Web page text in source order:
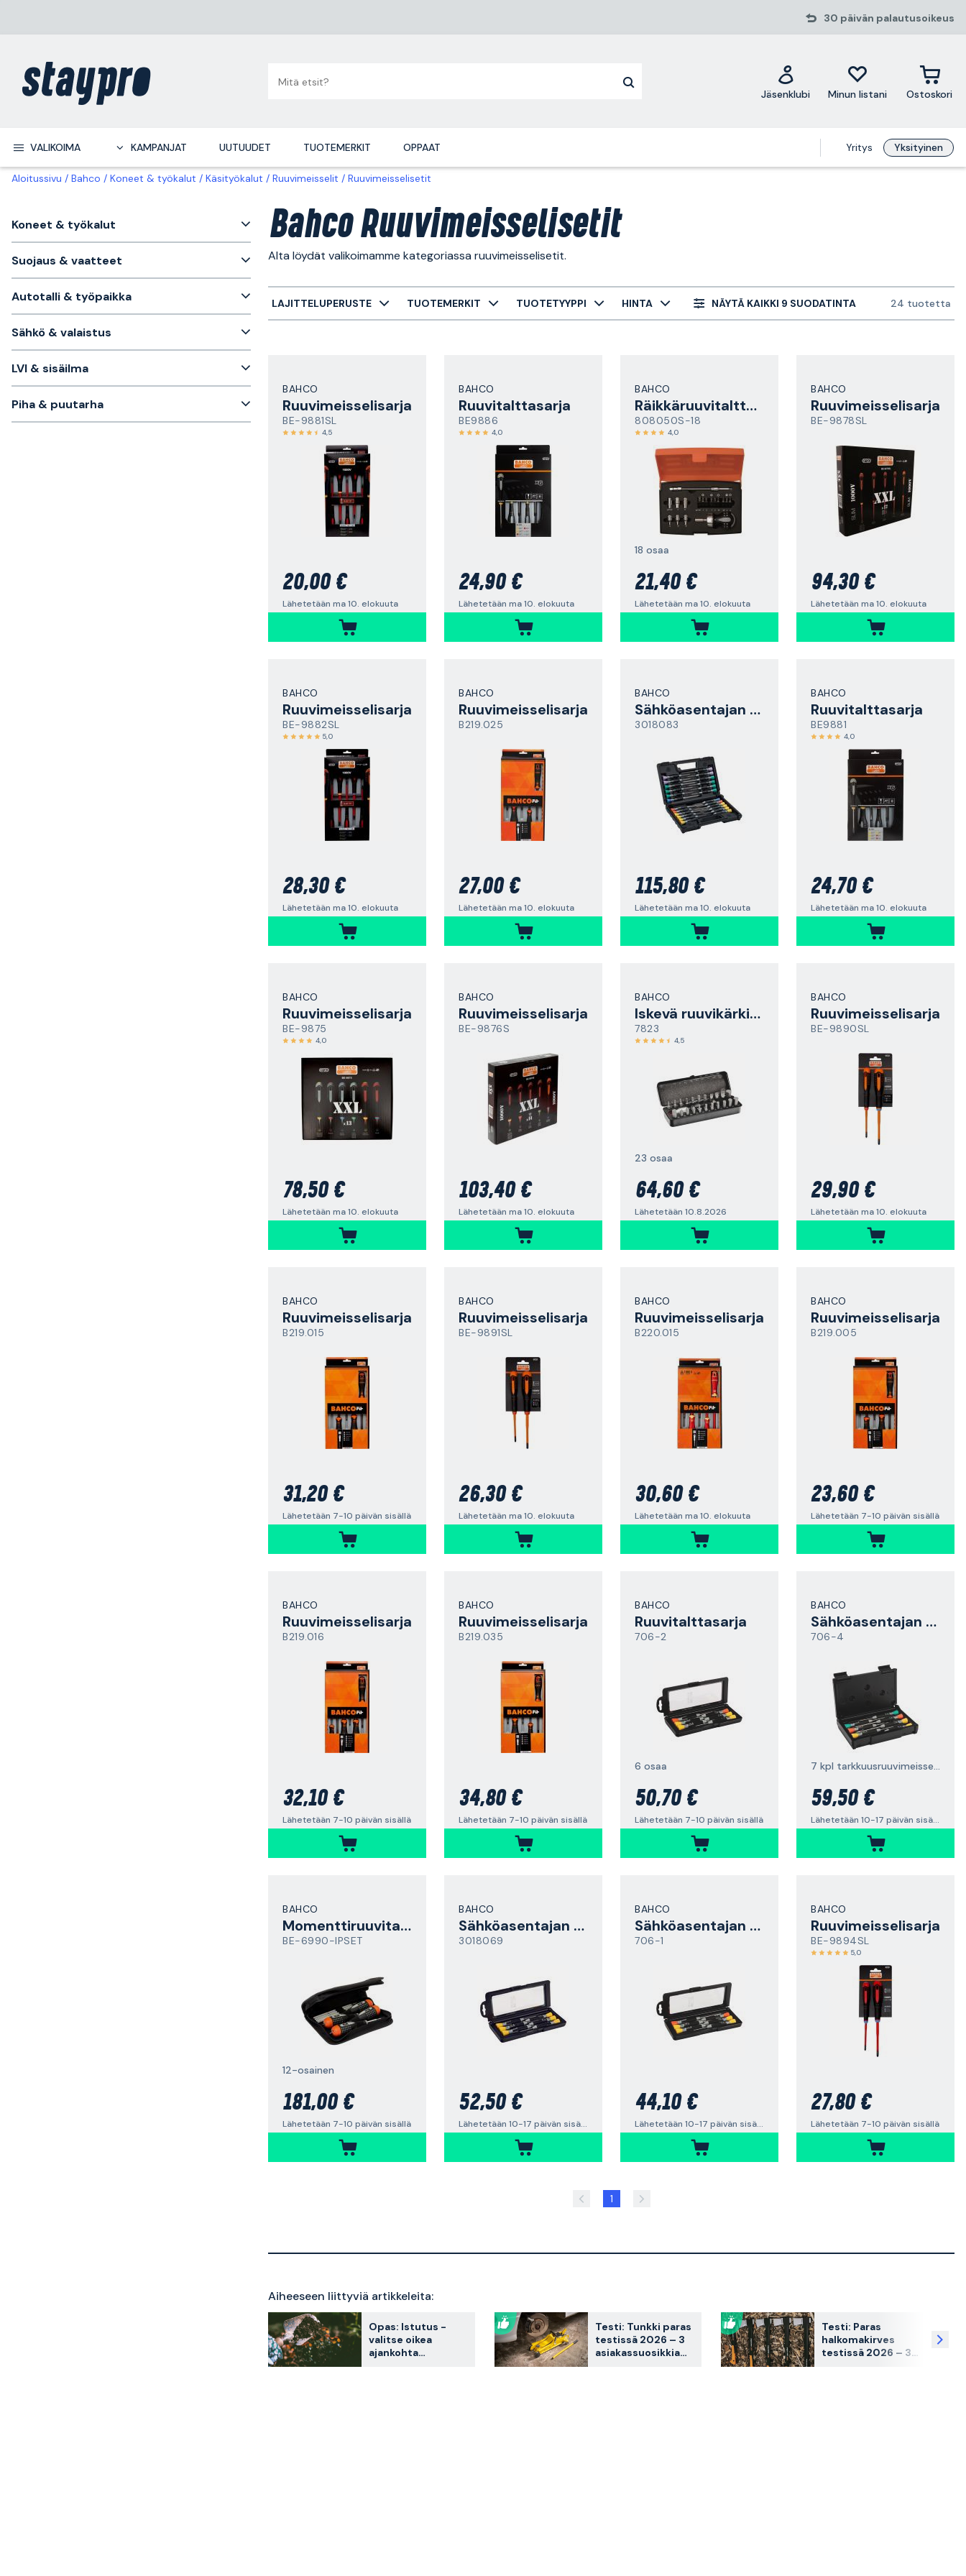
30 päivän palautusoikeus
Jäsenklubi Minun listani Ostoskori
VALIKOIMA KAMPANJAT UUTUUDET TUOTEMERKIT OPPAAT Yritys Yksityinen
Aloitussivu Bahco Koneet & työkalut Käsityökalut Ruuvimeisselit Ruuvimeisselisetit
Koneet & työkalut
Suojaus & vaatteet
Autotalli & työpaikka
Sähkö & valaistus
LVI & sisäilma
Piha & puutarha
Bahco Ruuvimeisselisetit
Alta löydät valikoimamme kategoriassa ruuvimeisselisetit.
LAJITTELUPERUSTE TUOTEMERKIT TUOTETYYPPI HINTA NÄYTÄ KAIKKI 9 SUODATINTA 24 tuotetta
BAHCO
Ruuvimeisselisarja
BE-9881SL
4,5
20,00 €
Lähetetään ma 10. elokuuta
BAHCO
Ruuvitalttasarja
BE9886
4,0
24,90 €
Lähetetään ma 10. elokuuta
BAHCO
Räikkäruuvitalttasarja
808050S-18
4,0
18 osaa
21,40 €
Lähetetään ma 10. elokuuta
BAHCO
Ruuvimeisselisarja
BE-9878SL
94,30 €
Lähetetään ma 10. elokuuta
BAHCO
Ruuvimeisselisarja
BE-9882SL
5,0
28,30 €
Lähetetään ma 10. elokuuta
BAHCO
Ruuvimeisselisarja
B219.025
27,00 €
Lähetetään ma 10. elokuuta
BAHCO
Sähköasentajan ruuvitalttasarja
3018083
115,80 €
Lähetetään ma 10. elokuuta
BAHCO
Ruuvitalttasarja
BE9881
4,0
24,70 €
Lähetetään ma 10. elokuuta
BAHCO
Ruuvimeisselisarja
BE-9875
4,0
78,50 €
Lähetetään ma 10. elokuuta
BAHCO
Ruuvimeisselisarja
BE-9876S
103,40 €
Lähetetään ma 10. elokuuta
BAHCO
Iskevä ruuvikärkisarja
7823
4,5
23 osaa
64,60 €
Lähetetään 10.8.2026
BAHCO
Ruuvimeisselisarja
BE-9890SL
29,90 €
Lähetetään ma 10. elokuuta
BAHCO
Ruuvimeisselisarja
B219.015
31,20 €
Lähetetään 7-10 päivän sisällä
BAHCO
Ruuvimeisselisarja
BE-9891SL
26,30 €
Lähetetään ma 10. elokuuta
BAHCO
Ruuvimeisselisarja
B220.015
30,60 €
Lähetetään ma 10. elokuuta
BAHCO
Ruuvimeisselisarja
B219.005
23,60 €
Lähetetään 7-10 päivän sisällä
BAHCO
Ruuvimeisselisarja
B219.016
32,10 €
Lähetetään 7-10 päivän sisällä
BAHCO
Ruuvimeisselisarja
B219.035
34,80 €
Lähetetään 7-10 päivän sisällä
BAHCO
Ruuvitalttasarja
706-2
6 osaa
50,70 €
Lähetetään 7-10 päivän sisällä
BAHCO
Sähköasentajan ruuvitalttasarja
706-4
7 kpl tarkkuusruuvimeisseleitä
59,50 €
Lähetetään 10-17 päivän sisällä
BAHCO
Momenttiruuvitalttasarja
BE-6990-IPSET
12-osainen
181,00 €
Lähetetään 7-10 päivän sisällä
BAHCO
Sähköasentajan ruuvitalttasarja
3018069
52,50 €
Lähetetään 10-17 päivän sisällä
BAHCO
Sähköasentajan ruuvitalttasarja
706-1
44,10 €
Lähetetään 10-17 päivän sisällä
BAHCO
Ruuvimeisselisarja
BE-9894SL
5,0
27,80 €
Lähetetään 7-10 päivän sisällä
1
Aiheeseen liittyviä artikkeleita:
Opas: Istutus -
valitse oikea
ajankohta
Testi: Tunkki paras
testissä 2026 – 3
asiakassuosikkia
Testi: Paras
halkomakirves
testissä 2026 – 3